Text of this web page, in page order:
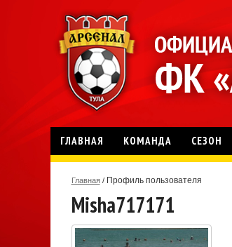
ГЛАВНАЯ КОМАНДА СЕЗОН
Главная /Профиль пользователя
Misha717171